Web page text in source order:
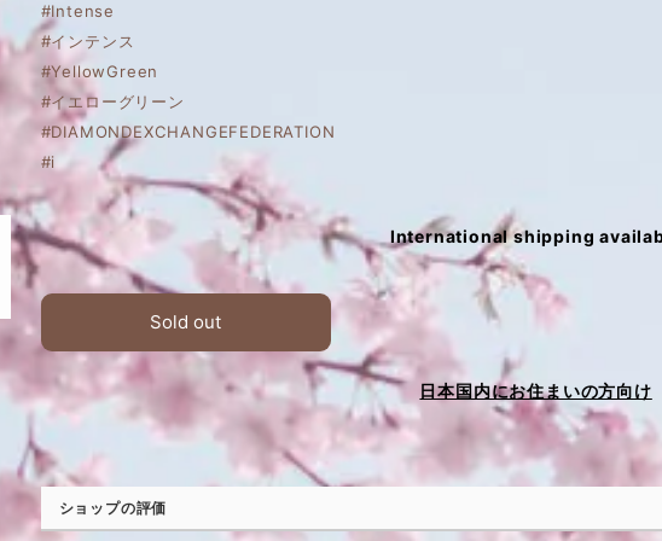
#Intense
#インテンス
#YellowGreen
#イエローグリーン
#DIAMONDEXCHANGEFEDERATION
#i
International shipping
Sold out
日本国内にお住まいの方向け
ショップの評価